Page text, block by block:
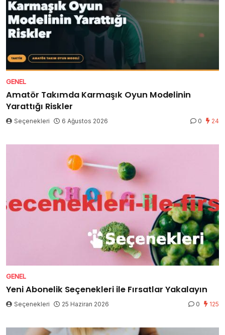
GENEL
Amatör Takımda Karmaşık Oyun Modelinin
Yarattığı Riskler
Seçenekleri 6 Ağustos 2026 0 24
GENEL
Yeni Abonelik Seçenekleri ile Fırsatlar Yakalayın
Seçenekleri 25 Haziran 2026 0 125